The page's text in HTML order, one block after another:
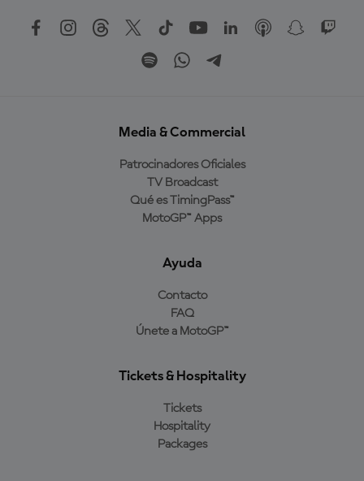
Media & Commercial
Patrocinadores Oficiales
TV Broadcast
Qué es TimingPass™
MotoGP™ Apps
Ayuda
Contacto
FAQ
Únete a MotoGP™
Tickets & Hospitality
Tickets
Hospitality
Packages